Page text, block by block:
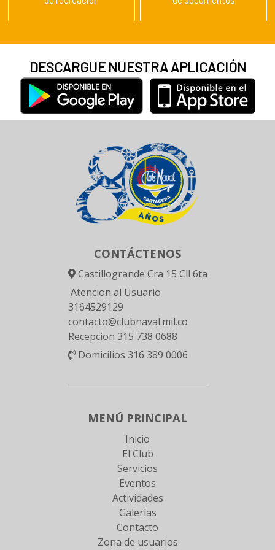
DESCARGUE NUESTRA APLICACIÓN
CONTÁCTENOS
Castillogrande Cra 15 Cll 6ta
Atencion al Usuario
3164529129
contacto@clubnaval.mil.co
Recepcion 315 738 0688
Domicilios 316 389 0006
MENÚ PRINCIPAL
Inicio
El Club
Servicios
Eventos
Actividades
Galerías
Contacto
Zona de usuarios